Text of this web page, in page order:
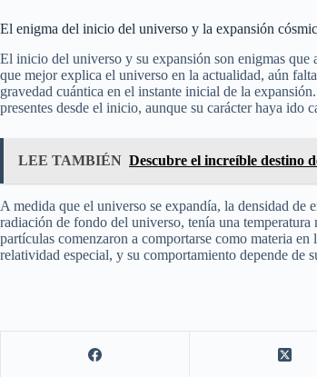
El enigma del inicio del universo y la expansión
El inicio del universo y su expansión son enigmas
que mejor explica el universo en la actualidad, aún
gravedad cuántica en el instante inicial de la
presentes desde el inicio, aunque su carácter haya
LEE TAMBIÉN Descubre el increíble destino
A medida que el universo se expandía, la densidad
radiación de fondo del universo, tenía una
partículas comenzaron a comportarse como materia
relatividad especial, y su comportamiento depende de